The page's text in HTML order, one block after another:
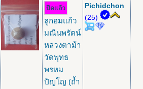
ปิดแล้ว
ลูกอมแก้ว
มณีนพรัตน์
หลวงตาม้า
วัดพุทธ
พรหม
ปัญโญ (ถ้ำ
Pichidchon
(25)